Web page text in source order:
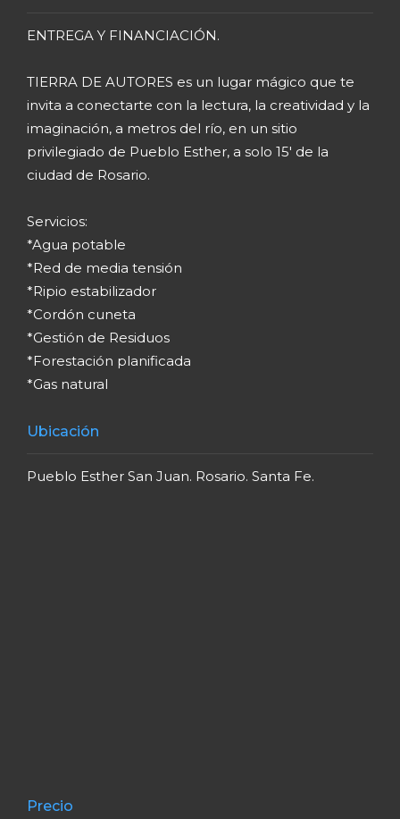
ENTREGA Y FINANCIACIÓN.
TIERRA DE AUTORES es un lugar mágico que te
invita a conectarte con la lectura, la creatividad y la
imaginación, a metros del río, en un sitio
privilegiado de Pueblo Esther, a solo 15' de la
ciudad de Rosario.
Servicios:
*Agua potable
*Red de media tensión
*Ripio estabilizador
*Cordón cuneta
*Gestión de Residuos
*Forestación planificada
*Gas natural
Ubicación
Pueblo Esther San Juan. Rosario. Santa Fe.
Precio